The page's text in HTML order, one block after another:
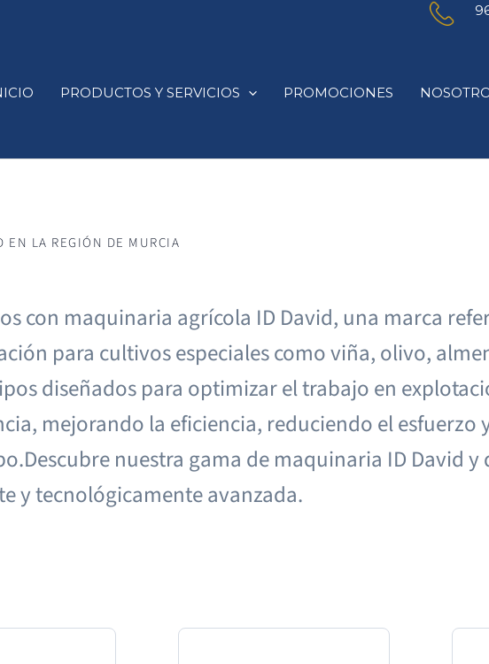
PRODUCTOS Y SERVICIOS PROMOCIONES
LA REGIÓN DE MURCIA
con maquinaria agrícola ID David, una marca
para cultivos especiales como viña, olivo,
diseñados para optimizar el trabajo en
mejorando la eficiencia, reduciendo el esfuerzo
nuestra gama de maquinaria ID David y
y tecnológicamente avanzada.